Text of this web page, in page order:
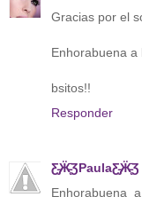
Gracias por el
Enhorabuena a
bsitos!!
Responder
Ƹ̵̡Ӝ̵̨̄ƷPaulaƸ̵̡Ӝ̵̨̄Ʒ
Enhorabuena